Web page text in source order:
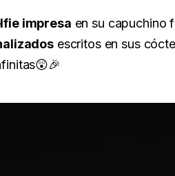
impresa en su capuchino
escritos en sus